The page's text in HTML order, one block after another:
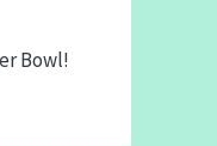
Bowl!